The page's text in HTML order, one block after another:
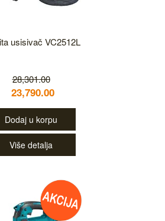
usisivač VC2512L
28,301.00
23,790.00
Dodaj u korpu
Više detalja